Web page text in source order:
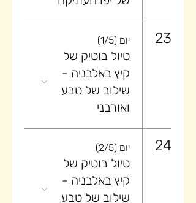
23 יום (1/5)
טיול בוטיק של
קיץ באלבניה -
שילוב של טבע
ואורבני
24 יום (2/5)
טיול בוטיק של
קיץ באלבניה -
שילוב של טבע